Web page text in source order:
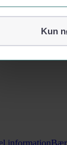
Kun
information